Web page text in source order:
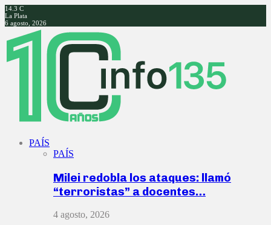
14.3 C
La Plata
6 agosto, 2026
Facebook
Twitter
Instagram
Youtube
PAÍS
PAÍS
Milei redobla los ataques: llamó
“terroristas” a docentes…
4 agosto, 2026